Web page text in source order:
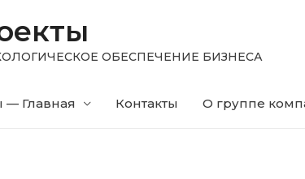
ЭКОЛОГИЧЕСКОЕ ОБЕСПЕЧЕНИЕ БИЗНЕСА
— Главная Контакты О группе